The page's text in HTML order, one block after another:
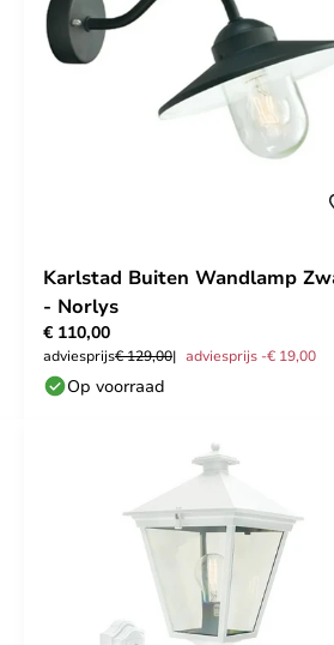
Karlstad Buiten Wandlamp
- Norlys
€ 110,00
adviesprijs€ 129,00 adviesprijs -€ 19,00
Op voorraad